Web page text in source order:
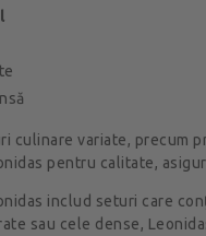
variate,
pentru calitate,
includ seturi care
sau cele dense,